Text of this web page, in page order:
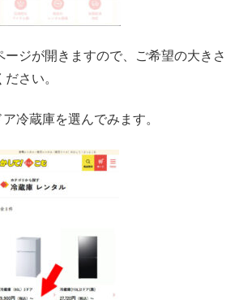
ジが開きますので、ご希望の大きさ
さい。
冷蔵庫を選んでみます。